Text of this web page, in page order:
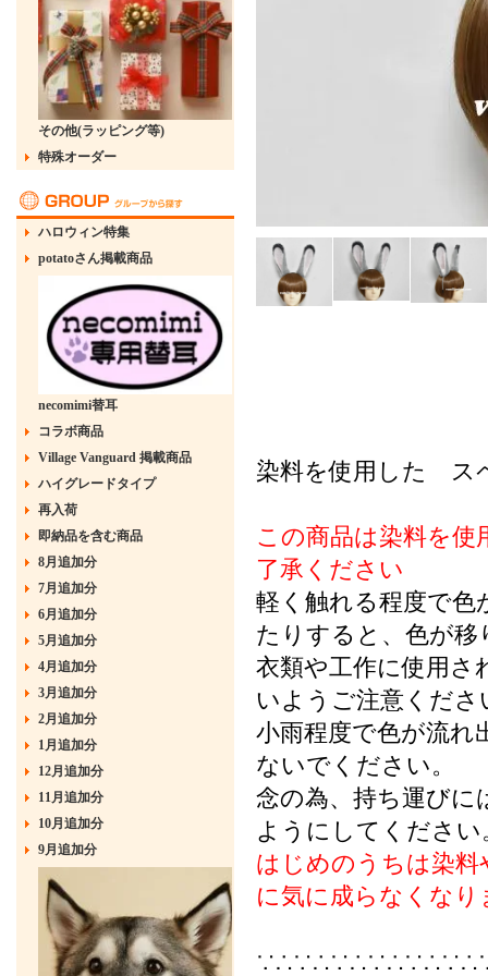
その他(ラッピング等)
特殊オーダー
ハロウィン特集
potatoさん掲載商品
necomimi替耳
コラボ商品
Village Vanguard 掲載商品
ハイグレードタイプ
再入荷
即納品を含む商品
8月追加分
7月追加分
6月追加分
5月追加分
4月追加分
3月追加分
2月追加分
1月追加分
12月追加分
11月追加分
10月追加分
9月追加分
染料を使用した ス
この商品は染料を
了承ください
軽く触れる程度で色
たりすると、色が移
衣類や工作に使用さ
いようご注意くださ
小雨程度で色が流
ないでください。
念の為、持ち運びに
ようにしてください
はじめのうちは染
に気に成らなくなり